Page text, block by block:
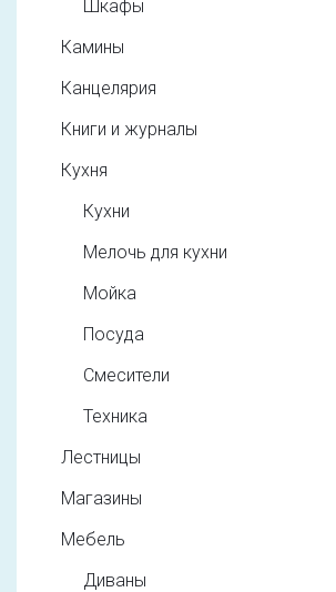
Шкафы
Камины
Канцелярия
Книги и журналы
Кухня
Кухни
Мелочь для кухни
Мойка
Посуда
Смесители
Техника
Лестницы
Магазины
Мебель
Диваны